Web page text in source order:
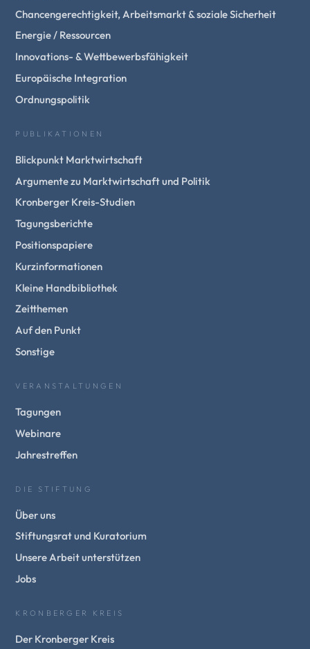
Chancengerechtigkeit, Arbeitsmarkt & soziale Sicherheit
Energie / Ressourcen
Innovations- & Wettbewerbsfähigkeit
Europäische Integration
Ordnungspolitik
PUBLIKATIONEN
Blickpunkt Marktwirtschaft
Argumente zu Marktwirtschaft und Politik
Kronberger Kreis-Studien
Tagungsberichte
Positionspapiere
Kurzinformationen
Kleine Handbibliothek
Zeitthemen
Auf den Punkt
Sonstige
VERANSTALTUNGEN
Tagungen
Webinare
Jahrestreffen
DIE STIFTUNG
Über uns
Stiftungsrat und Kuratorium
Unsere Arbeit unterstützen
Jobs
KRONBERGER KREIS
Der Kronberger Kreis